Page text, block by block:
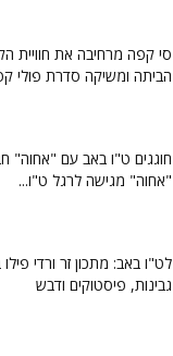
סי קפה מרחיבה את חוויית
הביתה ומשיקה סדרת פולי
חוגגים ט"ו באב עם "אחוה"
"אחוה" מגישה לרגל ט"ו...
לט"ו באב: מתכון זר ורדי פילו
גבינות, פיסטוקים ודבש